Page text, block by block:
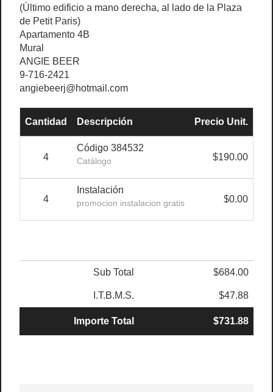
(Último edificio a mano derecha, al lado de la Plaza
de Petit Paris)
Apartamento 4B
Mural
ANGIE BEER
9-716-2421
angiebeerj@hotmail.com
Cantidad Descripción Precio Unit.
4
Código 384532
Catálogo $190.00
4
Instalación
promocion instalacion gratis $0.00
Sub Total $684.00
I.T.B.M.S. $47.88
Importe Total $731.88